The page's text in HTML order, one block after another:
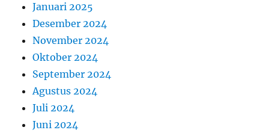
Januari 2025
Desember 2024
November 2024
Oktober 2024
September 2024
Agustus 2024
Juli 2024
Juni 2024